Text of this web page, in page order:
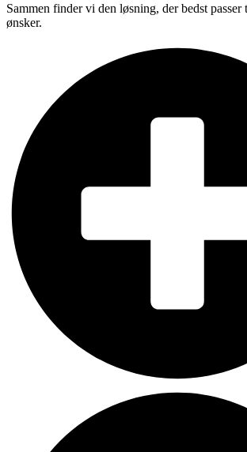
Sammen finder vi den løsning, der bedst
ønsker.